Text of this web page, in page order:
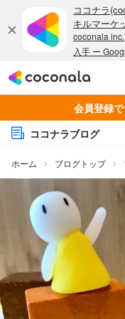
会員登録
ココナラブログ
ホーム ブログトップ